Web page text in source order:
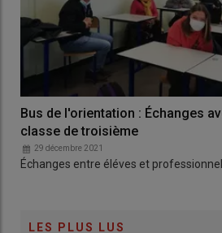
Bus de l'orientation : Échanges
classe de troisième
29 décembre 2021
Échanges entre éléves et
LES PLUS LUS